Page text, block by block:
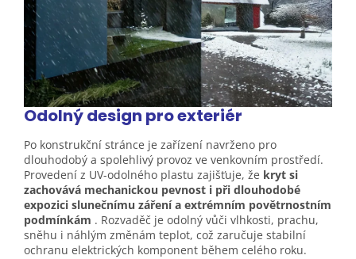
Odolný design proexteriér
Po konstrukční stránce je zařízení navrženo pro
dlouhodobý a spolehlivý provoz ve venkovním prostředí.
Provedení z UV-odolného plastu zajišťuje, že kryt si
zachovává mechanickou pevnost i při dlouhodobé
expozici slunečnímu záření a extrémním povětrnostním
podmínkám . Rozvaděč je odolný vůči vlhkosti, prachu,
sněhu i náhlým změnám teplot, což zaručuje stabilní
ochranu elektrických komponent během celého roku.